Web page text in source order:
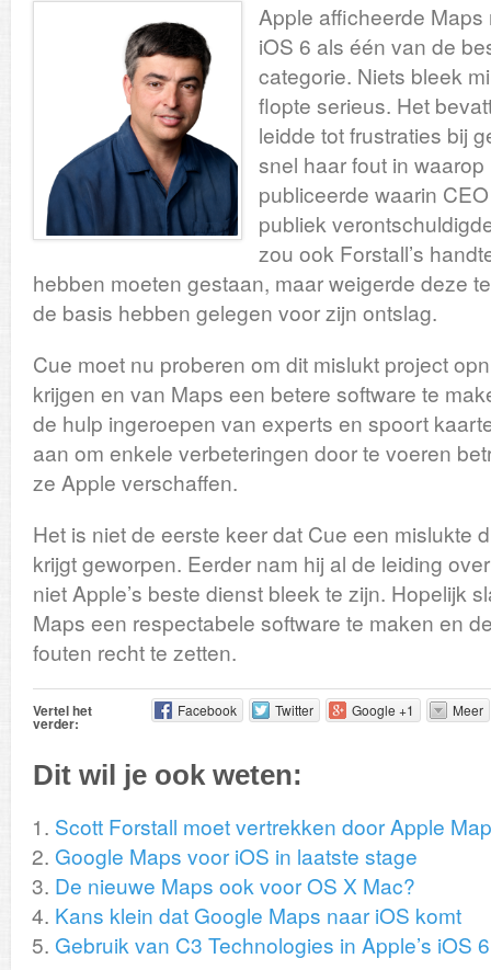
Apple afficheerde
iOS 6 als één van de
categorie. Niets bleek
flopte serieus. Het
leidde tot frustraties bij
snel haar fout in
publiceerde waarin
publiek
zou ook Forstall’s
hebben moeten gestaan, maar weigerde deze
de basis hebben gelegen voor zijn ontslag.
Cue moet nu proberen om dit mislukt project
krijgen en van Maps een betere software te
de hulp ingeroepen van experts en spoort
aan om enkele verbeteringen door te voeren
ze Apple verschaffen.
Het is niet de eerste keer dat Cue een mislukte
krijgt geworpen. Eerder nam hij al de leiding
niet Apple’s beste dienst bleek te zijn. Hopelijk
Maps een respectabele software te maken en
fouten recht te zetten.
Vertel het
verder:
Facebook Twitter Google +1 Meer
Dit wil je ook weten:
Scott Forstall moet vertrekken door Apple
Google Maps voor iOS in laatste stage
De nieuwe Maps ook voor OS X Mac?
Kans klein dat Google Maps naar iOS komt
Gebruik van C3 Technologies in Apple’s iOS